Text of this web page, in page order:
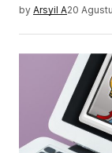
by Arsyil A20